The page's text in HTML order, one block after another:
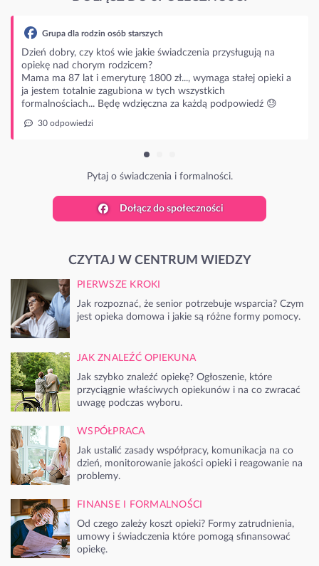
Grupa dla rodzin osób starszych
dobry, czy ktoś wie jakie świadczenia przysługują na
nad chorym rodzicem?
ma 87 lat i emeryturę 1800 zł..., wymaga stałej opieki a
totalnie zagubiona w tych wszystkich
Będę wdzięczna za każdą podpowiedź 😓
odpowiedzi
Pytaj o świadczenia i formalności.
Dołącz do społeczności
CZYTAJ W CENTRUM WIEDZY
PIERWSZE KROKI
Jak rozpoznać, że senior potrzebuje wsparcia? Czym
jest opieka domowa i jakie są różne formy pomocy.
JAK ZNALEŹĆ OPIEKUNA
Jak szybko znaleźć opiekę? Ogłoszenie, które
przyciągnie właściwych opiekunów i na co zwracać
uwagę podczas wyboru.
WSPÓŁPRACA
Jak ustalić zasady współpracy, komunikacja na co
dzień, monitorowanie jakości opieki i reagowanie na
problemy.
FINANSE I FORMALNOŚCI
Od czego zależy koszt opieki? Formy zatrudnienia,
umowy i świadczenia które pomogą sfinansować
opiekę.